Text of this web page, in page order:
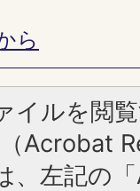
ら
イルを閲
Acrobat
、左記の